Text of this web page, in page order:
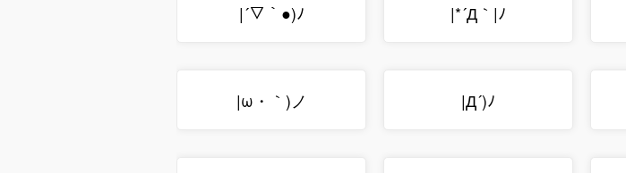
|´▽｀●)ﾉ |*´Д｀|ﾉ
|ω・｀)ノ |Д´)ﾉ